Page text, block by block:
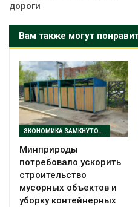
дороги
Вам также могут
ЭКОНОМИКА ЗАМКНУТОГО ЦИКЛА
Минприроды
потребовало ускорить
строительство
мусорных объектов и
уборку контейнерных